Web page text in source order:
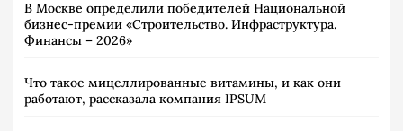
В Москве определили победителей Национальной
бизнес-премии «Строительство. Инфраструктура.
Финансы – 2026»
Что такое мицеллированные витамины, и как они
работают, рассказала компания IPSUM